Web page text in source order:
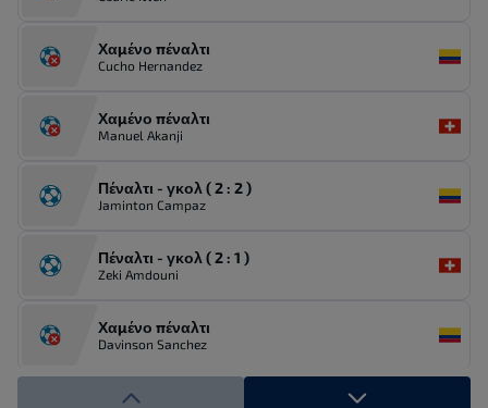
Χαμένο πέναλτι
Cucho Hernandez
Χαμένο πέναλτι
Manuel Akanji
Πέναλτι - γκολ ( 2 : 2 )
Jaminton Campaz
Πέναλτι - γκολ ( 2 : 1 )
Zeki Amdouni
Χαμένο πέναλτι
Davinson Sanchez
Πέναλτι - γκολ ( 1 : 1 )